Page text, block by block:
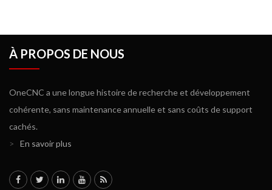
À PROPOS DE NOUS
OneCNC a une longue histoire de recherche et développement
cohérente, sans maintenance annuelle et sans coûts de support
cachés.
>
En savoir plus